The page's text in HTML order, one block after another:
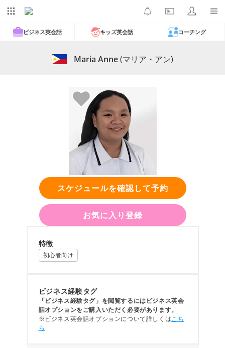
ビジネス英会話 キッズ英会話 コーチング
Maria Anne(マリア・アン)
スケジュールを確認して予約
お気に入り登録
特徴
初心者向け
ビジネス経験タグ
「ビジネス経験タグ」を閲覧するにはビジネス英会
話オプションをご購入いただく必要があります。
※ビジネス英会話オプションについて詳しくはこち
ら